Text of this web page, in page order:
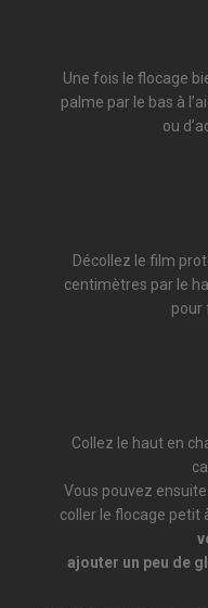
Une fois le flocage
palme par le bas à
ou
Décollez le film
centimètres par le
pour
Collez le haut en
Vous pouvez
coller le flocage petit
ajouter un peu de